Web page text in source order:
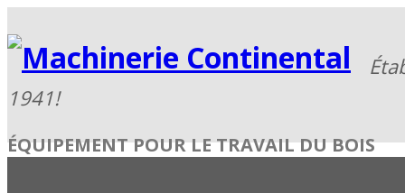
ÉQUIPEMENT POUR LE TRAVAIL DU BOIS